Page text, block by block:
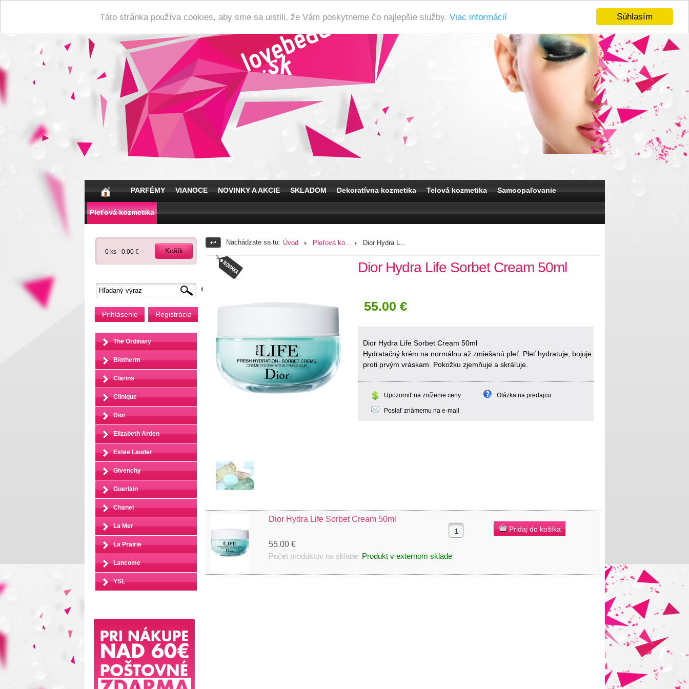
Súhlasím
Táto stránka používa cookies, aby sme sa uistili, že Vám poskytneme čo najlepšie služby. Viac informácií
PARFÉMY VIANOCE NOVINKY A AKCIE SKLADOM Dekoratívna kozmetika Telová kozmetika Samoopaľovanie
Pleťová kozmetika
0 ks 0.00 € Košík
Prihlásenie Registrácia
The Ordinary
Biotherm
Clarins
Clinique
Dior
Elizabeth Arden
Estee Lauder
Givenchy
Guerlain
Chanel
La Mer
La Prairie
Lancome
YSL
Nachádzate sa tu: Úvod Pleťová ko... Dior Hydra L...
Dior Hydra Life Sorbet Cream 50ml
55.00 €
Dior Hydra Life Sorbet Cream 50ml
Hydratačný krém na normálnu až zmiešanú pleť. Pleť hydratuje, bojuje
proti prvým vráskam. Pokožku zjemňuje a skráľuje.
Upozorniť na zníženie ceny Otázka na predajcu
Poslať známemu na e-mail
Dior Hydra Life Sorbet Cream 50ml
55.00 €
Počet produktov na sklade: Produkt v externom sklade